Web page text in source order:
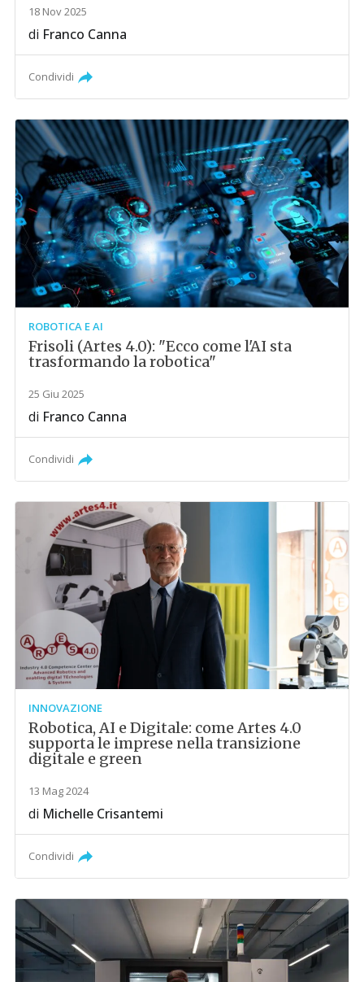
18 Nov 2025
di Franco Canna
Condividi
ROBOTICA E AI
Frisoli (Artes 4.0): "Ecco come l'AI sta
trasformando la robotica"
25 Giu 2025
di Franco Canna
Condividi
INNOVAZIONE
Robotica, AI e Digitale: come Artes 4.0
supporta le imprese nella transizione
digitale e green
13 Mag 2024
di Michelle Crisantemi
Condividi